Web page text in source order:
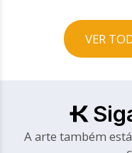
VER
A arte também